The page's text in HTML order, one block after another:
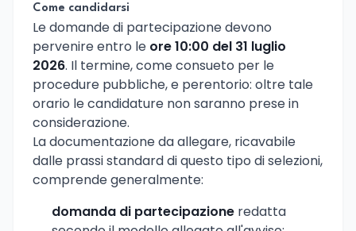
Come candidarsi
Le domande di partecipazione devono
pervenire entro le ore 10:00 del 31 luglio
2026. Il termine, come consueto per le
procedure pubbliche, e perentorio: oltre tale
orario le candidature non saranno prese in
considerazione.
La documentazione da allegare, ricavabile
dalle prassi standard di questo tipo di selezioni,
comprende generalmente:
domanda di partecipazione redatta